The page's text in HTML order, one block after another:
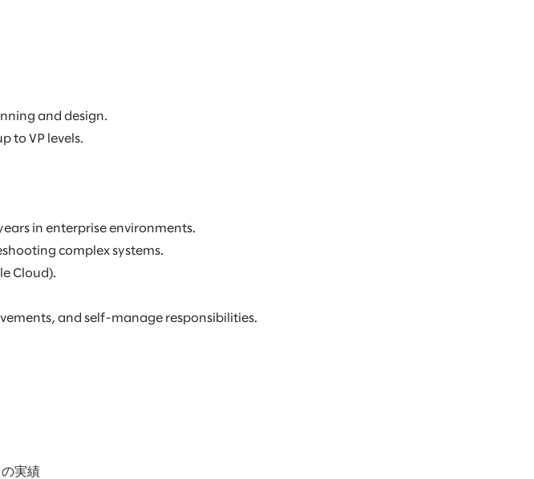
and design.
to VP levels.
in enterprise environments.
complex systems.
Cloud).
and self-manage responsibilities.
実績